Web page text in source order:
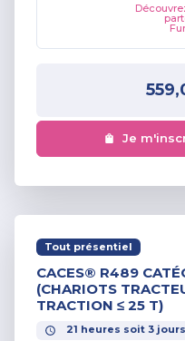
Je
Tout présentiel
CACES® R489
(CHARIOTS
TRACTION ≤ 25 T)
21 heures soit 3 jours